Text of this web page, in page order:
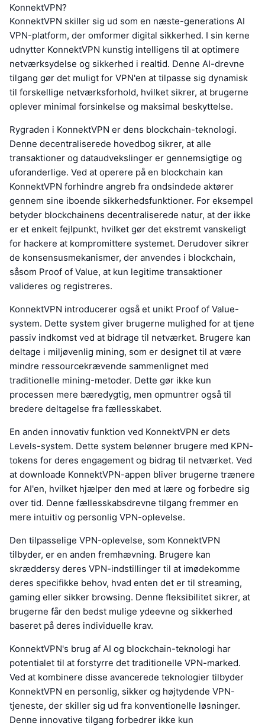
KonnektVPN?
KonnektVPN skiller sig ud som en næste-generations AI
VPN-platform, der omformer digital sikkerhed. I sin kerne
udnytter KonnektVPN kunstig intelligens til at optimere
netværksydelse og sikkerhed i realtid. Denne AI-drevne
tilgang gør det muligt for VPN'en at tilpasse sig dynamisk
til forskellige netværksforhold, hvilket sikrer, at brugerne
oplever minimal forsinkelse og maksimal beskyttelse.
Rygraden i KonnektVPN er dens blockchain-teknologi.
Denne decentraliserede hovedbog sikrer, at alle
transaktioner og dataudvekslinger er gennemsigtige og
uforanderlige. Ved at operere på en blockchain kan
KonnektVPN forhindre angreb fra ondsindede aktører
gennem sine iboende sikkerhedsfunktioner. For eksempel
betyder blockchainens decentraliserede natur, at der ikke
er et enkelt fejlpunkt, hvilket gør det ekstremt vanskeligt
for hackere at kompromittere systemet. Derudover sikrer
de konsensusmekanismer, der anvendes i blockchain,
såsom Proof of Value, at kun legitime transaktioner
valideres og registreres.
KonnektVPN introducerer også et unikt Proof of Value-
system. Dette system giver brugerne mulighed for at tjene
passiv indkomst ved at bidrage til netværket. Brugere kan
deltage i miljøvenlig mining, som er designet til at være
mindre ressourcekrævende sammenlignet med
traditionelle mining-metoder. Dette gør ikke kun
processen mere bæredygtig, men opmuntrer også til
bredere deltagelse fra fællesskabet.
En anden innovativ funktion ved KonnektVPN er dets
Levels-system. Dette system belønner brugere med KPN-
tokens for deres engagement og bidrag til netværket. Ved
at downloade KonnektVPN-appen bliver brugerne trænere
for AI'en, hvilket hjælper den med at lære og forbedre sig
over tid. Denne fællesskabsdrevne tilgang fremmer en
mere intuitiv og personlig VPN-oplevelse.
Den tilpasselige VPN-oplevelse, som KonnektVPN
tilbyder, er en anden fremhævning. Brugere kan
skræddersy deres VPN-indstillinger til at imødekomme
deres specifikke behov, hvad enten det er til streaming,
gaming eller sikker browsing. Denne fleksibilitet sikrer, at
brugerne får den bedst mulige ydeevne og sikkerhed
baseret på deres individuelle krav.
KonnektVPN's brug af AI og blockchain-teknologi har
potentialet til at forstyrre det traditionelle VPN-marked.
Ved at kombinere disse avancerede teknologier tilbyder
KonnektVPN en personlig, sikker og højtydende VPN-
tjeneste, der skiller sig ud fra konventionelle løsninger.
Denne innovative tilgang forbedrer ikke kun